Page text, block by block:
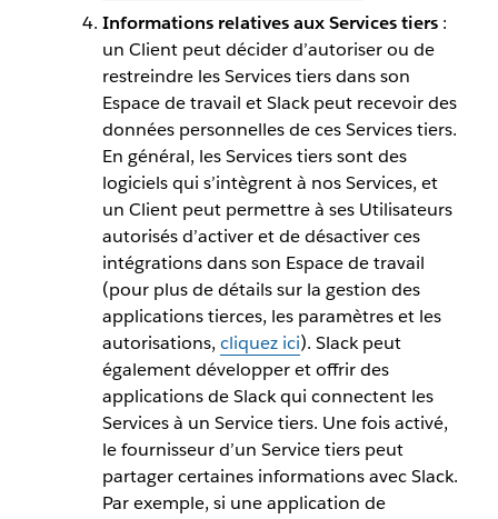
Informations relatives aux Services tiers:
un Client peut décider d’autoriser ou de
restreindre les Services tiers dans son
Espace de travail et Slack peut recevoir des
données personnelles de ces Services tiers.
En général, les Services tiers sont des
logiciels qui s’intègrent à nos Services, et
un Client peut permettre à ses Utilisateurs
autorisés d’activer et de désactiver ces
intégrations dans son Espace de travail
(pour plus de détails sur la gestion des
applications tierces, les paramètres et les
autorisations, cliquez ici). Slack peut
également développer et offrir des
applications de Slack qui connectent les
Services à un Service tiers. Une fois activé,
le fournisseur d’un Service tiers peut
partager certaines informations avec Slack.
Par exemple, si une application de